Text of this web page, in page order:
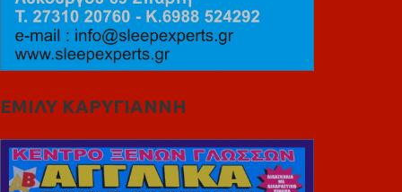
ΕΜΙΛΥ ΚΑΡΥΓΙΑΝΝΗ